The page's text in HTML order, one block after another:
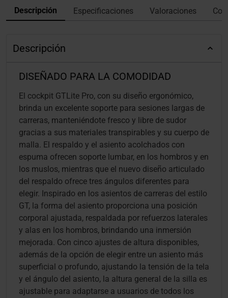
Descripción Especificaciones Valoraciones
Descripción
DISEÑADO PARA LA COMODIDAD
El cockpit GTLite Pro, con su diseño ergonómico,
brinda un excelente soporte para sesiones largas de
carreras, manteniéndote fresco y libre de sudor
gracias a sus materiales transpirables y su cuerpo de
malla. El respaldo y el asiento acolchados con
espuma ofrecen soporte lumbar, en los hombros y en
los muslos, mientras que el nuevo diseño articulado
del respaldo ofrece tres ángulos diferentes para
elegir. Inspirado en los asientos de carreras del estilo
GT, la forma del asiento proporciona una posición
corporal ajustada, respaldada por refuerzos laterales
y alas en los hombros, brindando una inmersión
mejorada. Con cinco ajustes de altura disponibles,
además de la opción de elegir entre un asiento más
superficial o profundo, ajustando la tensión de la tela
y el ángulo del asiento, la altura general de la silla es
ajustable para adaptarse a usuarios de todos los